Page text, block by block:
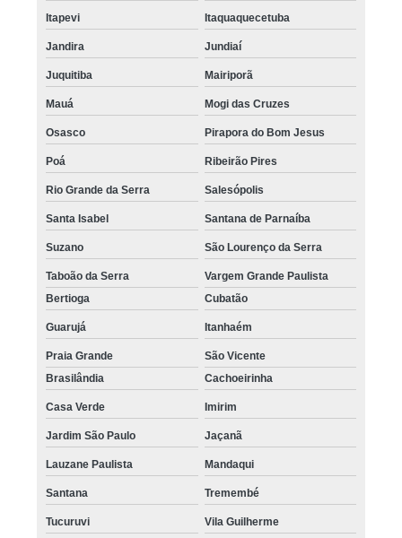
Itapevi Itaquaquecetuba
Jandira Jundiaí
Juquitiba Mairiporã
Mauá Mogi das Cruzes
Osasco Pirapora do Bom Jesus
Poá Ribeirão Pires
Rio Grande da Serra Salesópolis
Santa Isabel Santana de Parnaíba
Suzano São Lourenço da Serra
Taboão da Serra
Vargem Grande Paulista
Bertioga
Cubatão
Guarujá Itanhaém
Praia Grande
São Vicente
Brasilândia
Cachoeirinha
Casa Verde Imirim
Jardim São Paulo Jaçanã
Lauzane Paulista Mandaqui
Santana Tremembé
Tucuruvi Vila Guilherme